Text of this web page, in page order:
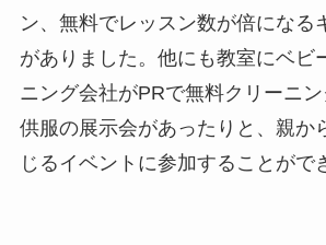
ン、無料でレッスン数が倍になる
がありました。他にも教室にベビ
ニング会社がPRで無料クリーニ
供服の展示会があったりと、親か
じるイベントに参加することがで